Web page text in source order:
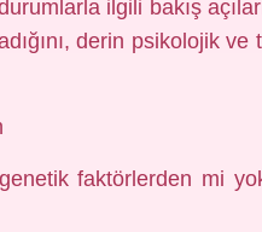
ilgili bakış
derin psikolojik
faktörlerden mi